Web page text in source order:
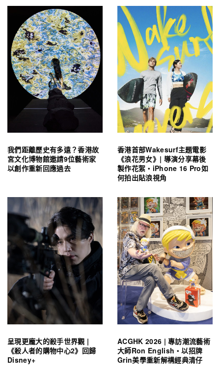
我們距離歷史有多遠？香港故
宮文化博物館邀請9位藝術家
以創作重新回應過去
香港首部Wakesurf主題電影
《浪花男女》| 導演分享幕後
製作花絮・iPhone 16 Pro如
何拍出貼浪視角
呈現更龐大的殺手世界觀 |
《殺人者的購物中心2》回歸
Disney+
ACGHK 2026 | 專訪潮流藝術
大師Ron English・以招牌
Grin美學重新解構經典清仔